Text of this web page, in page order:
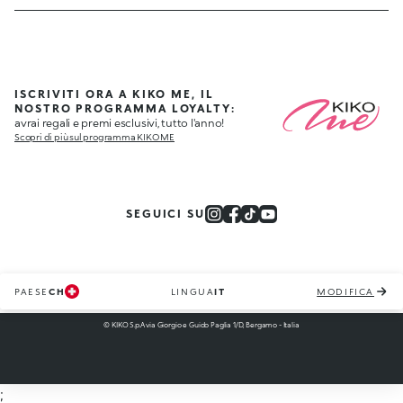
ISCRIVITI ORA A KIKO ME, IL
NOSTRO PROGRAMMA LOYALTY:
avrai regali e premi esclusivi, tutto l'anno!
Scopri di più sul programma KIKO ME
SEGUICI SU
PAESE CH LINGUAIT MODIFICA
© KIKO S.p.A via Giorgio e Guido Paglia 1/D, Bergamo - Italia
;